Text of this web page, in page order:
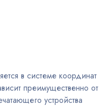
в системе координат
преимущественно от
устройства